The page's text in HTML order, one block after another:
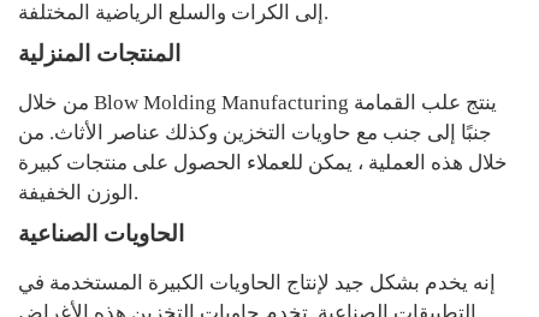
إلى الكرات والسلع الرياضية المختلفة.
المنتجات المنزلية
من خلال Blow Molding Manufacturing ينتج علب القمامة
جنبًا إلى جنب مع حاويات التخزين وكذلك عناصر الأثاث. من
خلال هذه العملية ، يمكن للعملاء الحصول على منتجات كبيرة
الوزن الخفيفة.
الحاويات الصناعية
إنه يخدم بشكل جيد لإنتاج الحاويات الكبيرة المستخدمة في